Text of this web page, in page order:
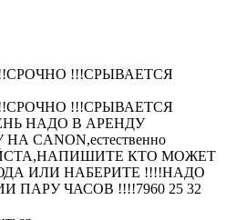
!!!СРЫВАЕТСЯ
!!!СРЫВАЕТСЯ
НАДО В АРЕНДУ
КТО МОЖЕТ
ИЛИ НАБЕРИТЕ !!!!НАДО
ПАРУ ЧАСОВ !!!!7960 25 32